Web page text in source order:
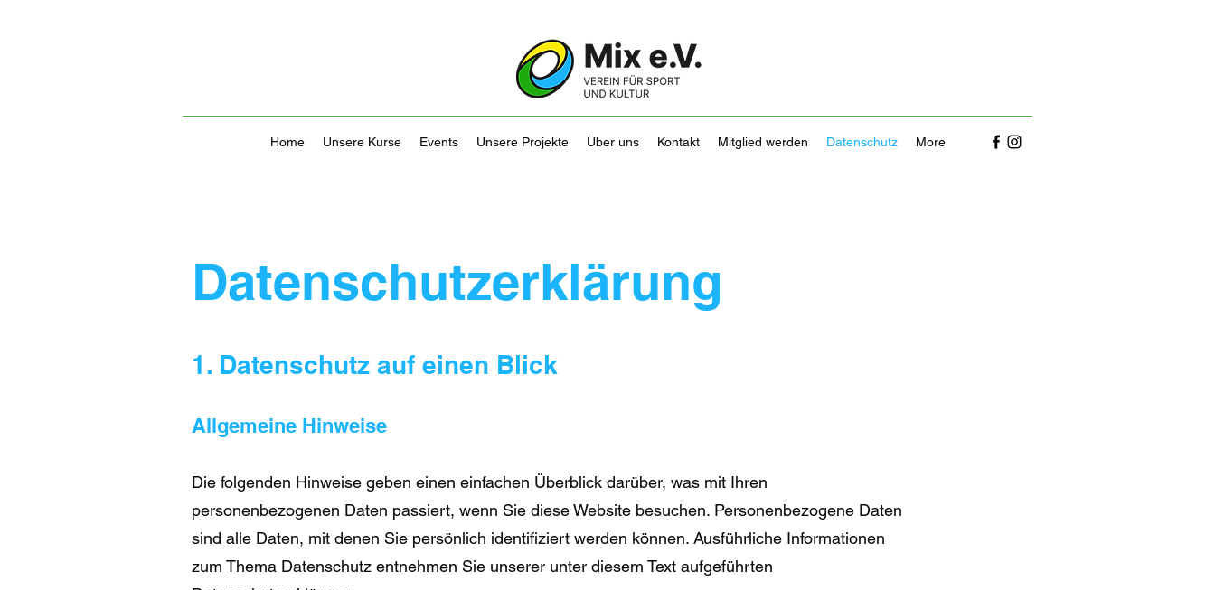
Home Unsere Kurse Events Unsere Projekte Über uns Kontakt Mitglied werden Datenschutz More
Datenschutzerklärung
1. Datenschutz auf einen Blick
Allgemeine Hinweise
Die folgenden Hinweise geben einen einfachen Überblick darüber, was mit Ihren
personenbezogenen Daten passiert, wenn Sie diese Website besuchen. Personenbezogene Daten
sind alle Daten, mit denen Sie persönlich identifiziert werden können. Ausführliche Informationen
zum Thema Datenschutz entnehmen Sie unserer unter diesem Text aufgeführten